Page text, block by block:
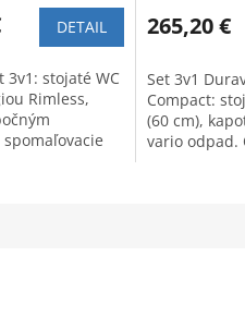
DETAIL
3v1: stojaté WC
Rimless,
265,20 €
Set 3v1
Compact:
(60 cm),
vario odpad.